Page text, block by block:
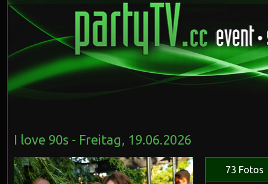
I love 90s - Freitag, 19.06.2026
73 Fotos